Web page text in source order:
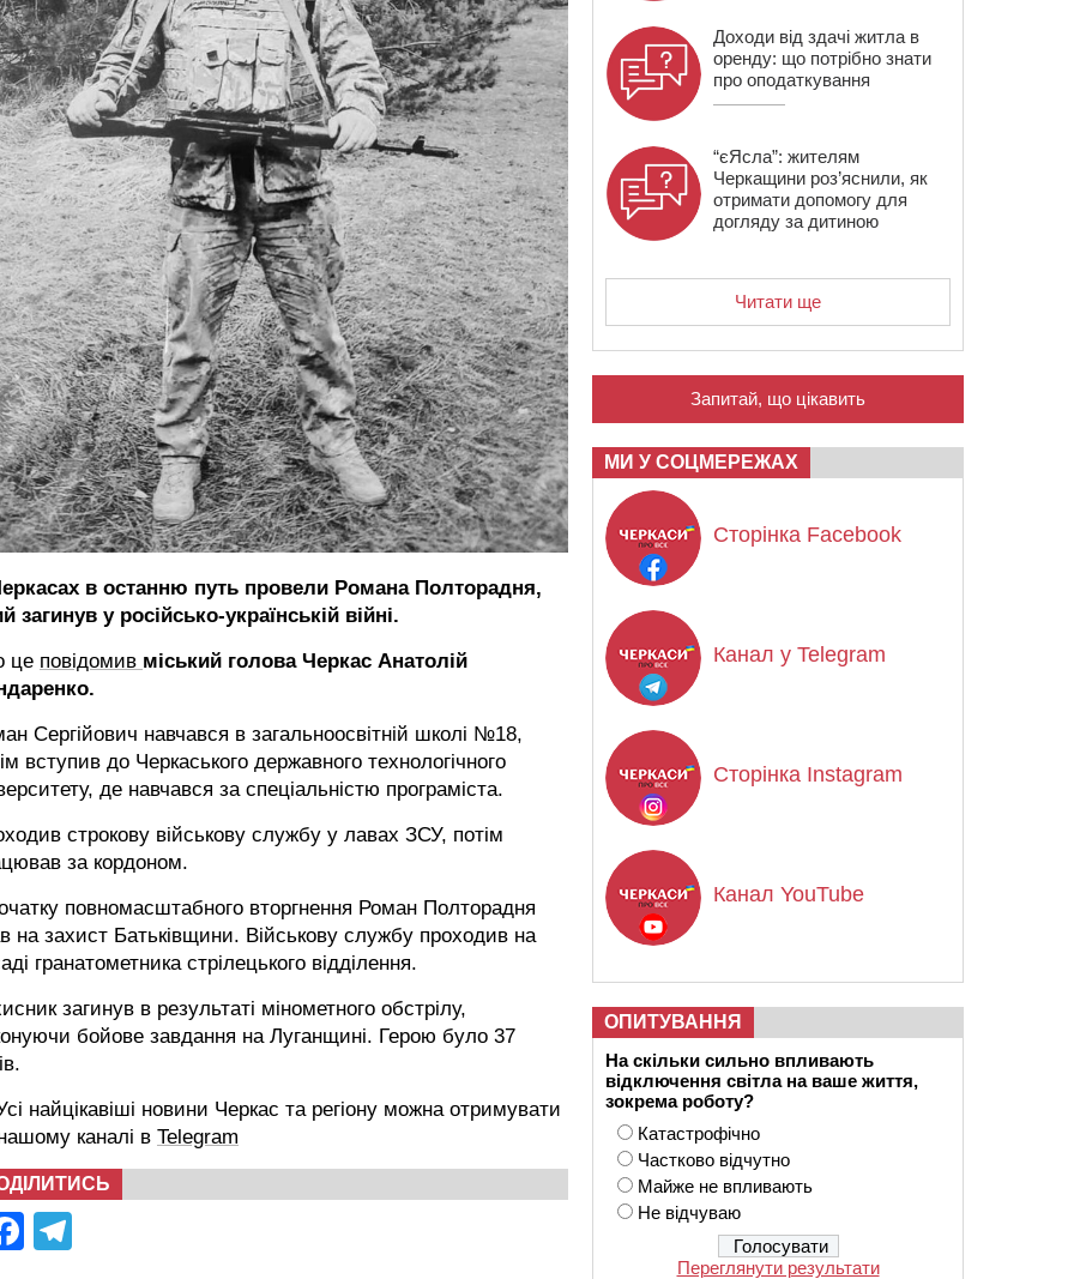
в останню путь провели Романа Полторадня,
загинув у російсько-українській війні.
це повідомив міський голова Черкас Анатолій
Сергійович навчався в загальноосвітній школі №18,
вступив до Черкаського державного технологічного
де навчався за спеціальністю програміста.
строкову військову службу у лавах ЗСУ, потім
за кордоном.
повномасштабного вторгнення Роман Полторадня
на захист Батьківщини. Військову службу проходив на
гранатометника стрілецького відділення.
загинув в результаті мінометного обстрілу,
бойове завдання на Луганщині. Герою було 37
найцікавіші новини Черкас та регіону можна отримувати
каналі в Telegram
Facebook
Доходи від здачі житла в
оренду: що потрібно знати
про оподаткування
“єЯсла”: жителям
Черкащини роз’яснили, як
отримати допомогу для
догляду за дитиною
Читати ще
Запитай, що цікавить
МИ У СОЦМЕРЕЖАХ
Сторінка Facebook
Канал у Telegram
Сторінка Instagram
Канал YouTube
ОПИТУВАННЯ
На скільки сильно впливають
відключення світла на ваше життя,
зокрема роботу?
Катастрофічно
Частково відчутно
Майже не впливають
Не відчуваю
Переглянути результати